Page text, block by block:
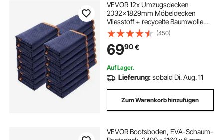
VEVOR 12x Umzugsdecken
2032x1829mm Möbeldecken
Vliesstoff + recycelte Baumwolle
Lagerdecken Umzug Packdecken
Transport-Decken
Möbelpackdecken
Verpackungsdecken zum Schutz für
Möbel
(450)
6990€
Auf Lager.
Lieferung:sobald Di. Aug. 11
Zum Warenkorb hinzufügen
VEVOR Bootsboden, EVA-Schaum-